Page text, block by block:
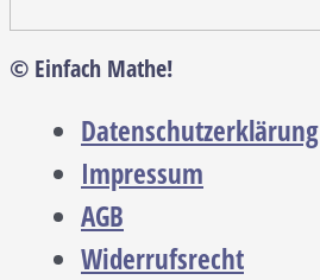
© Einfach Mathe!
Datenschutzerklärung
Impressum
AGB
Widerrufsrecht